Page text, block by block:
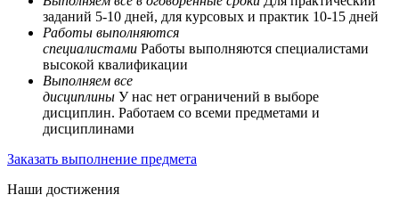
заданий 5-10 дней, для курсовых и практик 10-15 дней
Работы выполняются
специалистами Работы выполняются специалистами
высокой квалификации
Выполняем все
дисциплины У нас нет ограничений в выборе
дисциплин. Работаем со всеми предметами и
дисциплинами
Заказать выполнение предмета
Наши достижения